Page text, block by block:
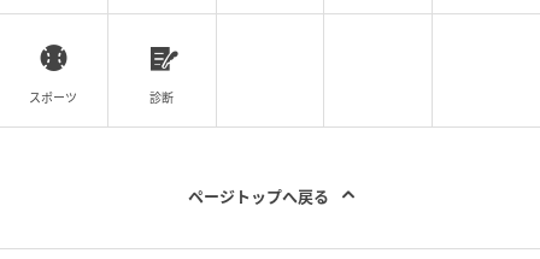
【スナップ】「ZARA」のリネンジャケットが
シンプルなワンツーコーデをよそいき仕様に
アップデート
の記事をもっとみる
スポーツ 診断
ページトップへ戻る